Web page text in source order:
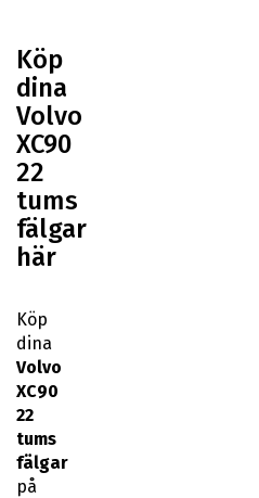
Köp
dina
Volvo
XC90
22
tums
fälgar
här
Köp
dina
Volvo
XC90
22
tums
fälgar
på